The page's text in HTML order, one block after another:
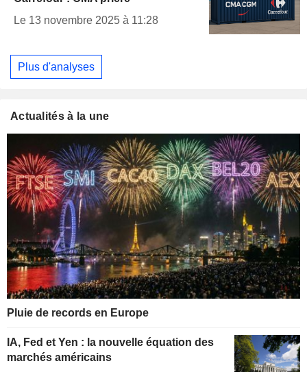
Le 13 novembre 2025 à 11:28
Plus d'analyses
Actualités à la une
Pluie de records en Europe
IA, Fed et Yen : la nouvelle équation des
marchés américains